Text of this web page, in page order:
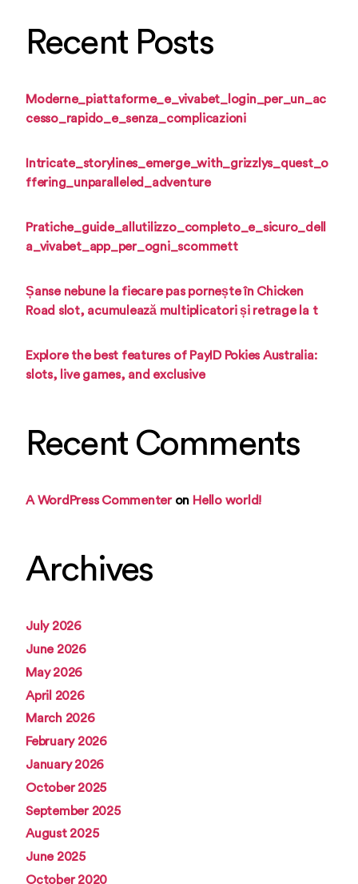
Recent Posts
Moderne_piattaforme_e_vivabet_login_per_un_ac
cesso_rapido_e_senza_complicazioni
Intricate_storylines_emerge_with_grizzlys_quest_o
ffering_unparalleled_adventure
Pratiche_guide_allutilizzo_completo_e_sicuro_dell
a_vivabet_app_per_ogni_scommett
Șanse nebune la fiecare pas pornește în Chicken
Road slot, acumulează multiplicatori și retrage la t
Explore the best features of PayID Pokies Australia:
slots, live games, and exclusive
Recent Comments
A WordPress Commenteron Hello world!
Archives
July 2026
June 2026
May 2026
April 2026
March 2026
February 2026
January 2026
October 2025
September 2025
August 2025
June 2025
October 2020